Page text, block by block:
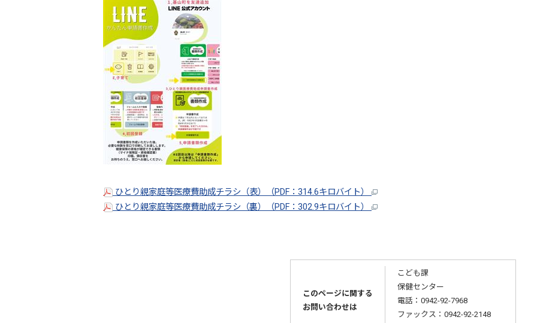
ひとり親家庭等医療費助成チラシ（表）（PDF：314.6キロバイト）
ひとり親家庭等医療費助成チラシ（裏）（PDF：302.9キロバイト）
このページに関する
お問い合わせは
こども課
保健センター
電話：0942-92-7968
ファックス：0942-92-2148